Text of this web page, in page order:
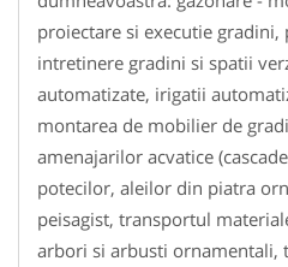
proiectare si executie
intretinere gradini si spatii
automatizate, irigatii
montarea de mobilier de
amenajarilor acvatice
potecilor, aleilor din piatra
peisagist, transportul
arbori si arbusti ornamentali,